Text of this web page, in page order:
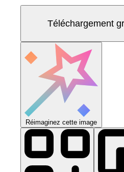
Téléchargement
Réimaginez cette image